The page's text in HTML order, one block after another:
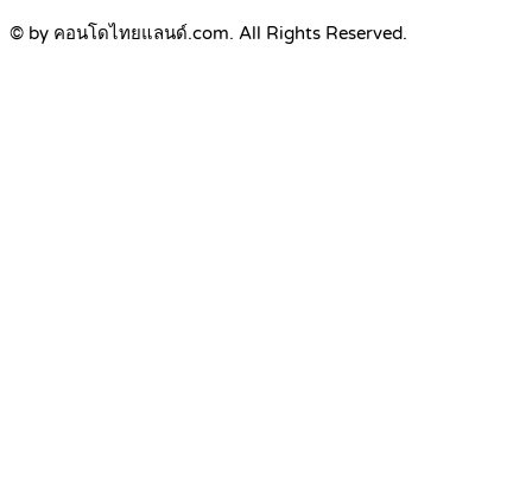
© by คอนโดไทยแลนด์.com. All Rights Reserved.